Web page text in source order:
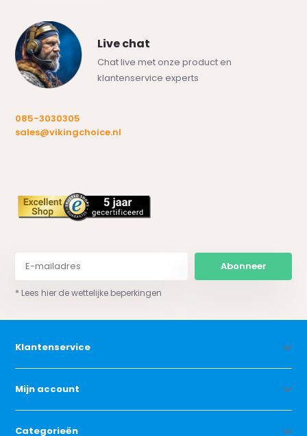
Live chat
Chat live met onze product en
klantenservice experts
085-3030305
sales@vikingchoice.nl
Abonneer
* Lees hier de wettelijke beperkingen
Klantenservice
Mijn account
Categorieën